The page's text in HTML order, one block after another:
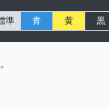
準 青 黄 黒